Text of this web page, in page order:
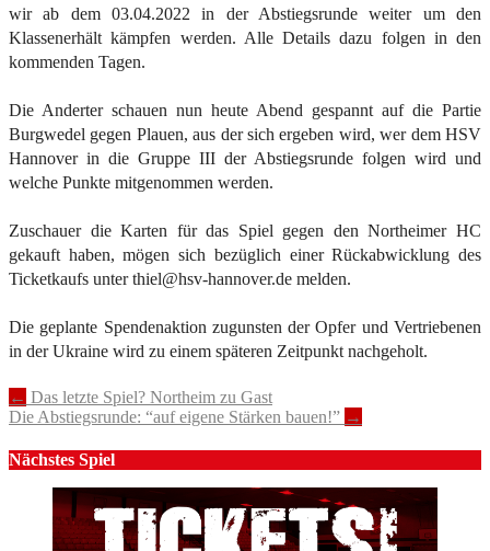
wir ab dem 03.04.2022 in der Abstiegsrunde weiter um den
Klassenerhält kämpfen werden. Alle Details dazu folgen in den
kommenden Tagen.
Die Anderter schauen nun heute Abend gespannt auf die Partie
Burgwedel gegen Plauen, aus der sich ergeben wird, wer dem HSV
Hannover in die Gruppe III der Abstiegsrunde folgen wird und
welche Punkte mitgenommen werden.
Zuschauer die Karten für das Spiel gegen den Northeimer HC
gekauft haben, mögen sich bezüglich einer Rückabwicklung des
Ticketkaufs unter thiel@hsv-hannover.de melden.
Die geplante Spendenaktion zugunsten der Opfer und Vertriebenen
in der Ukraine wird zu einem späteren Zeitpunkt nachgeholt.
Post
navigation
← Das letzte Spiel? Northeim zu Gast
Die Abstiegsrunde: “auf eigene Stärken bauen!” →
Nächstes Spiel